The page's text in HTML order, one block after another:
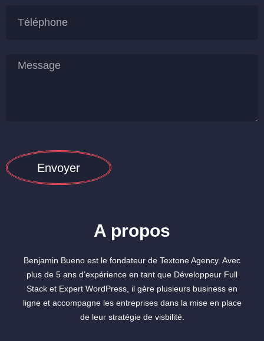
Envoyer
A propos
Benjamin Bueno est le fondateur de Textone Agency. Avec
plus de 5 ans d’expérience en tant que Développeur Full
Stack et Expert WordPress, il gère plusieurs business en
ligne et accompagne les entreprises dans la mise en place
de leur stratégie de visbilité.